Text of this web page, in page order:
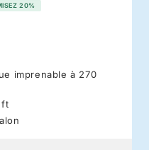
20%
imprenable à 270
ft